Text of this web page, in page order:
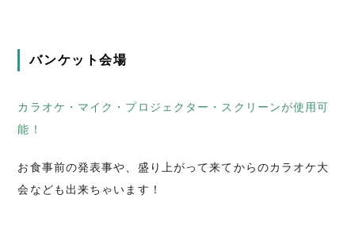
バンケット会場
カラオケ・マイク・プロジェクター・スクリーンが使用可
能！
お食事前の発表事や、盛り上がって来てからのカラオケ大
会なども出来ちゃいます！